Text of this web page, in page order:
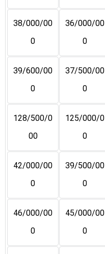
36/000/00
0
38/000/00
0
37/500/00
0
39/600/00
0
125/000/0
0
128/500/0
00
39/500/00
0
42/000/00
0
45/000/00
0
46/000/00
0